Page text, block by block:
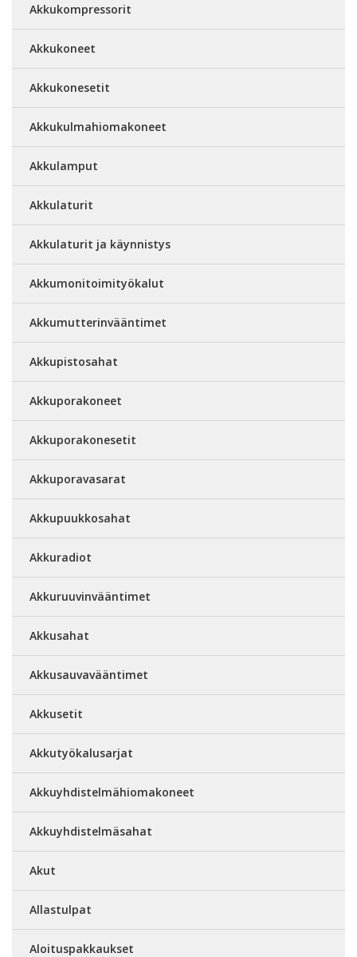
Akkukompressorit
Akkukoneet
Akkukonesetit
Akkukulmahiomakoneet
Akkulamput
Akkulaturit
Akkulaturit ja käynnistys
Akkumonitoimityökalut
Akkumutterinvääntimet
Akkupistosahat
Akkuporakoneet
Akkuporakonesetit
Akkuporavasarat
Akkupuukkosahat
Akkuradiot
Akkuruuvinvääntimet
Akkusahat
Akkusauvavääntimet
Akkusetit
Akkutyökalusarjat
Akkuyhdistelmähiomakoneet
Akkuyhdistelmäsahat
Akut
Allastulpat
Aloituspakkaukset